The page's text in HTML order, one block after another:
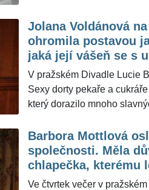
řada českých osobností.
Kuklová (53) a
Outfity těchto slavných
Jolana Voldánová
ohromila postavou
jaká její vášeň se s
linie neslučuje
V pražském Divadle Lucie
Sexy dorty pekaře a
který dorazilo mnoho
téměř stejně tak skvěle,
objevovat na televizních
to nedělám nic extra," řekla
Barbora Mottlová
společnosti. Měla
chlapečka, kterému
života
Ve čtvrtek večer v